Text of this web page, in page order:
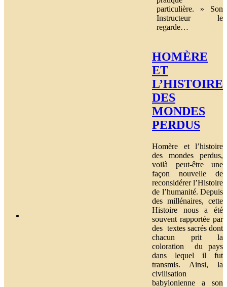
particulière. » Son
Instructeur le
regarde…
HOMÈRE
ET
L’HISTOIRE
DES
MONDES
PERDUS
Homère et l’histoire
des mondes perdus,
voilà peut-être une
façon nouvelle de
reconsidérer l’Histoire
de l’humanité. Depuis
des millénaires, cette
Histoire nous a été
souvent rapportée par
des textes sacrés dont
chacun prit la
coloration du pays
dans lequel il fut
transmis. Ainsi, la
civilisation
babylonienne a son